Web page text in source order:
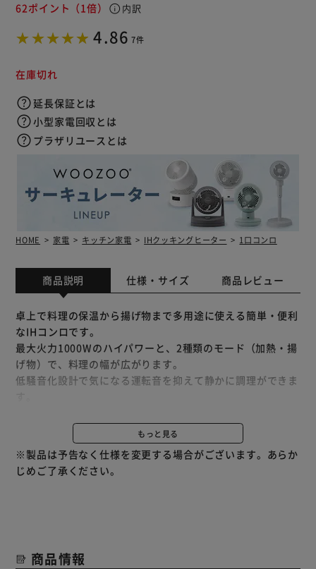
62ポイント （1倍） info 内訳
4.86 7件
在庫切れ
延長保証とは
小型家電回収とは
プラザリユースとは
HOME 家電 キッチン家電 IHクッキングヒーター 1口コンロ
商品説明 仕様・サイズ 商品レビュー
卓上で料理の保温から揚げ物まで多用途に使える簡単・便利
なIHコンロです。
最大火力1000Wのハイパワーと、2種類のモード（加熱・揚
げ物）で、料理の幅が広がります。
低騒音化設計で気になる運転音を抑えて静かに調理ができま
IHコンロは熱効率が良いから光熱費の削減が出来て経済的で
掃除がしやすい、ガラストップを採用しています。
吹きこぼれがあってもサッとふき取るだけの簡単お手入れ。
【5つの安全機能】
もっと見る
※製品は予告なく仕様を変更する場合がございます。あらか
じめご了承ください。
商品情報